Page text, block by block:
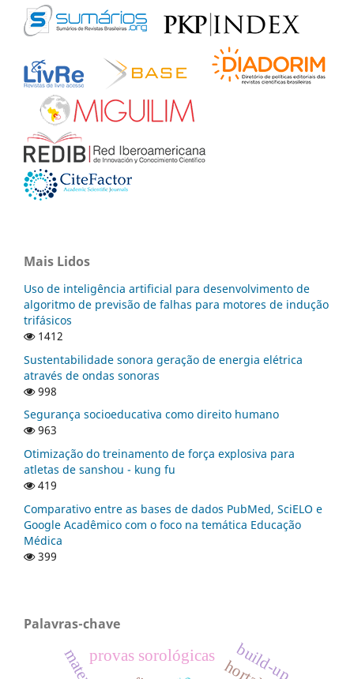
Mais Lidos
Uso de inteligência artificial para desenvolvimento de
algoritmo de previsão de falhas para motores de indução
trifásicos
1412
Sustentabilidade sonora geração de energia elétrica
através de ondas sonoras
998
Segurança socioeducativa como direito humano
963
Otimização do treinamento de força explosiva para
atletas de sanshou - kung fu
419
Comparativo entre as bases de dados PubMed, SciELO e
Google Acadêmico com o foco na temática Educação
Médica
399
Palavras-chave
provas sorológicas build-up